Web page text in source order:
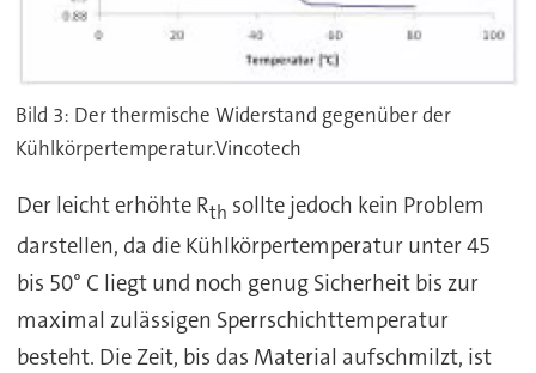
Bild 3: Der thermische Widerstand gegenüber der
Kühlkörpertemperatur.Vincotech
Der leicht erhöhte Rth sollte jedoch kein Problem
darstellen, da die Kühlkörpertemperatur unter 45
bis 50° C liegt und noch genug Sicherheit bis zur
maximal zulässigen Sperrschichttemperatur
besteht. Die Zeit, bis das Material aufschmilzt, ist